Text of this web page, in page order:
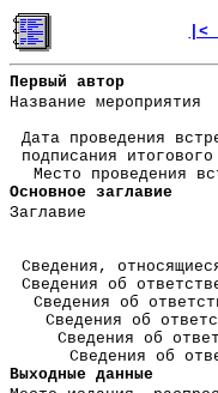
|<
Первый автор
Название мероприятия
Дата проведения
подписания
Место проведения
Основное заглавие
Заглавие
Сведения,
Сведения об
Сведения об
Сведения об
Сведения об
Сведения об
Выходные данные